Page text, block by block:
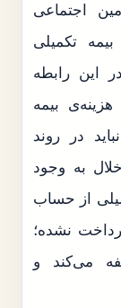
اجتماعی
تکمیلی
این رابطه
۷۰ درصد از هزینه‌ی بیمه
در روند
به وجود
از حساب
نشده؛
می‌کند و